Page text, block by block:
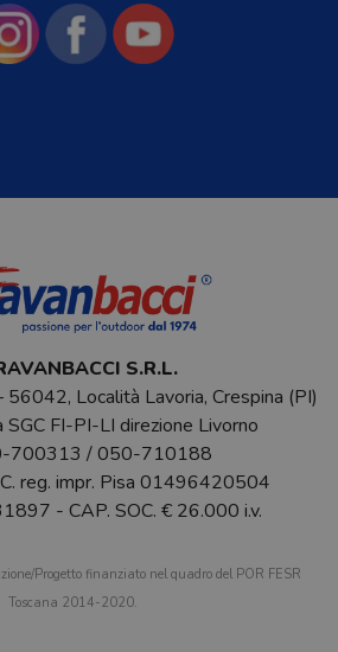
S.R.L.
56042, Località Lavoria, Crespina (PI)
SGC FI-PI-LI direzione Livorno
700313 /050-710188
reg. impr. Pisa 01496420504
- CAP. SOC. € 26.000 i.v.
Progetto finanziato nel quadro del POR FESR
Toscana 2014-2020.